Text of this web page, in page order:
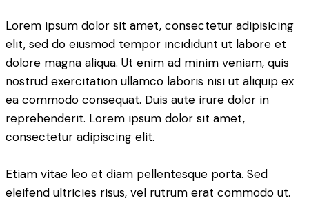
Lorem ipsum dolor sit amet, consectetur adipisicing
elit, sed do eiusmod tempor incididunt ut labore et
dolore magna aliqua. Ut enim ad minim veniam, quis
nostrud exercitation ullamco laboris nisi ut aliquip ex
ea commodo consequat. Duis aute irure dolor in
reprehenderit. Lorem ipsum dolor sit amet,
consectetur adipiscing elit.
Etiam vitae leo et diam pellentesque porta. Sed
eleifend ultricies risus, vel rutrum erat commodo ut.